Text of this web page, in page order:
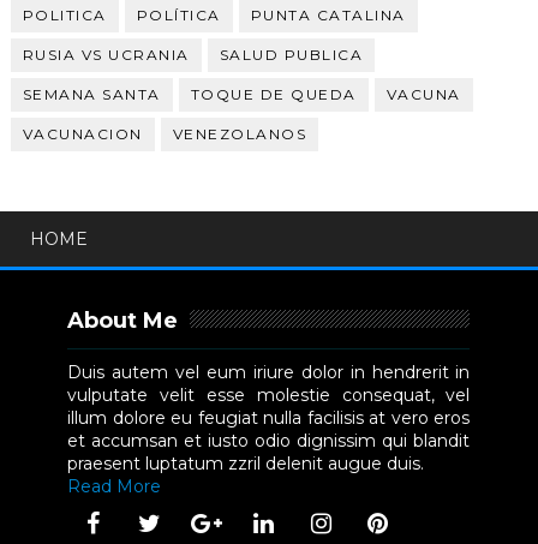
POLITICA POLÍTICA PUNTA CATALINA
RUSIA VS UCRANIA SALUD PUBLICA
SEMANA SANTA TOQUE DE QUEDA VACUNA
VACUNACION VENEZOLANOS
HOME
About Me
Duis autem vel eum iriure dolor in hendrerit in
vulputate velit esse molestie consequat, vel
illum dolore eu feugiat nulla facilisis at vero eros
et accumsan et iusto odio dignissim qui blandit
praesent luptatum zzril delenit augue duis.
Read More